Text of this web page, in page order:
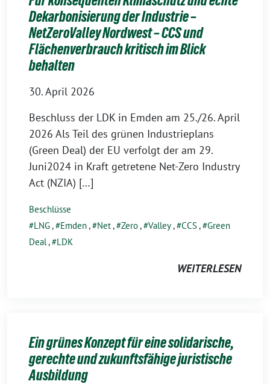
Dekarbonisierung der Industrie –
NetZeroValley Nordwest – CCS und
Flächenverbrauch kritisch im Blick
behalten
30. April 2026
Beschluss der LDK in Emden am 25./26. April
2026 Als Teil des grünen Industrieplans
(Green Deal) der EU verfolgt der am 29.
Juni2024 in Kraft getretene Net-Zero Industry
Act (NZIA) […]
Beschlüsse
LNG, Emden, Net, Zero, Valley, CCS, Green
Deal, LDK
WEITERLESEN
Ein grünes Konzept für eine solidarische,
gerechte und zukunftsfähige juristische
Ausbildung